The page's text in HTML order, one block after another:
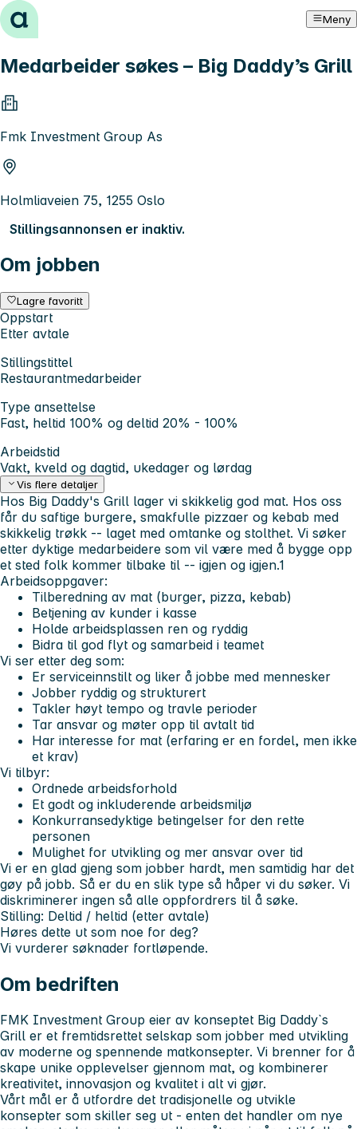
Hopp til innhold Meny
Medarbeider søkes – Big Daddy’s Grill
Fmk Investment Group As
Holmliaveien 75, 1255 Oslo
Stillingsannonsen er inaktiv.
Om jobben
Lagre favoritt
Oppstart
Etter avtale
Stillingstittel
Restaurantmedarbeider
Type ansettelse
Fast, heltid 100% og deltid 20% - 100%
Arbeidstid
Vakt, kveld og dagtid, ukedager og lørdag
Vis flere detaljer
Hos Big Daddy's Grill lager vi skikkelig god mat. Hos oss
får du saftige burgere, smakfulle pizzaer og kebab med
skikkelig trøkk -- laget med omtanke og stolthet. Vi søker
etter dyktige medarbeidere som vil være med å bygge opp
et sted folk kommer tilbake til -- igjen og igjen.1
Arbeidsoppgaver:
Tilberedning av mat (burger, pizza, kebab)
Betjening av kunder i kasse
Holde arbeidsplassen ren og ryddig
Bidra til god flyt og samarbeid i teamet
Vi ser etter deg som:
Er serviceinnstilt og liker å jobbe med mennesker
Jobber ryddig og strukturert
Takler høyt tempo og travle perioder
Tar ansvar og møter opp til avtalt tid
Har interesse for mat (erfaring er en fordel, men ikke
et krav)
Vi tilbyr:
Ordnede arbeidsforhold
Et godt og inkluderende arbeidsmiljø
Konkurransedyktige betingelser for den rette
personen
Mulighet for utvikling og mer ansvar over tid
Vi er en glad gjeng som jobber hardt, men samtidig har det
gøy på jobb. Så er du en slik type så håper vi du søker. Vi
diskriminerer ingen så alle oppfordrers til å søke.
Stilling: Deltid / heltid (etter avtale)
Høres dette ut som noe for deg?
Vi vurderer søknader fortløpende.
Om bedriften
FMK Investment Group eier av konseptet Big Daddy`s
Grill er et fremtidsrettet selskap som jobber med utvikling
av moderne og spennende matkonsepter. Vi brenner for å
skape unike opplevelser gjennom mat, og kombinerer
kreativitet, innovasjon og kvalitet i alt vi gjør.
Vårt mål er å utfordre det tradisjonelle og utvikle
konsepter som skiller seg ut - enten det handler om nye